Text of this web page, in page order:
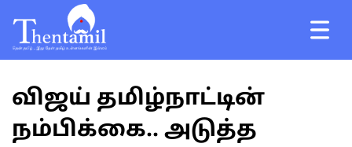
விஜய் தமிழ்நாட்டின்
நம்பிக்கை.. அடுத்த